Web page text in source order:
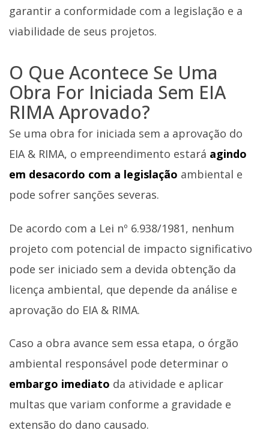
garantir a conformidade com a legislação e a
viabilidade de seus projetos.
O Que Acontece Se Uma
Obra For Iniciada Sem EIA
RIMA Aprovado?
Se uma obra for iniciada sem a aprovação do
EIA & RIMA, o empreendimento estará agindo
em desacordo com a legislação ambiental e
pode sofrer sanções severas.
De acordo com a Lei nº 6.938/1981, nenhum
projeto com potencial de impacto significativo
pode ser iniciado sem a devida obtenção da
licença ambiental, que depende da análise e
aprovação do EIA & RIMA.
Caso a obra avance sem essa etapa, o órgão
ambiental responsável pode determinar o
embargo imediato da atividade e aplicar
multas que variam conforme a gravidade e
extensão do dano causado.